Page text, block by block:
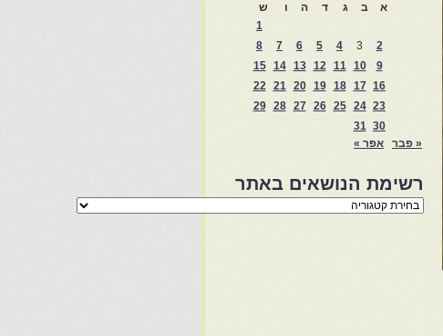
א
ב ג ד ה ו
ש
1
2
3
4
5
6
7
8
9
10
11
12
13
14
15
16
17
18
19
20
21
22
23
24
25
26
27
28
29
30
31
« פבר
אפר »
רשימת הנושאים באתר
רשימת
הנושאים